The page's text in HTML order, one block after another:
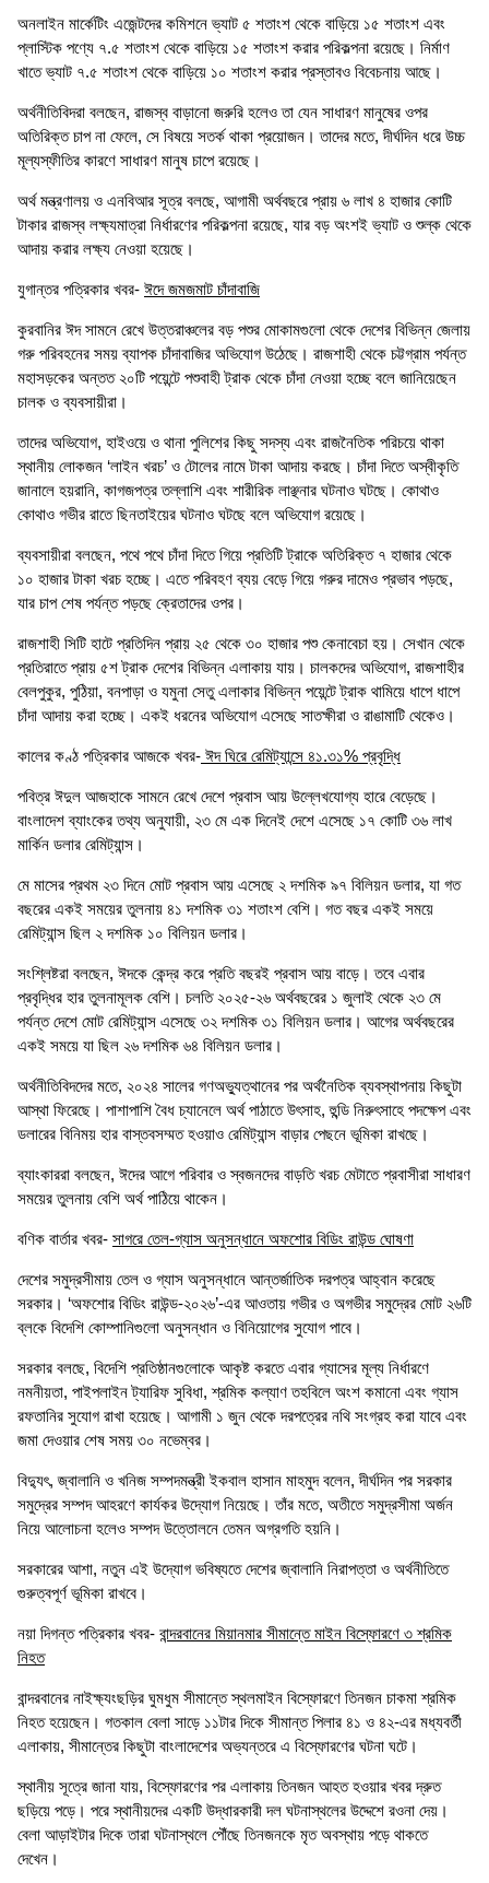
অনলাইন মার্কেটিং এজেন্টদের কমিশনে ভ্যাট ৫ শতাংশ থেকে বাড়িয়ে ১৫ শতাংশ এবং
প্লাস্টিক পণ্যে ৭.৫ শতাংশ থেকে বাড়িয়ে ১৫ শতাংশ করার পরিকল্পনা রয়েছে। নির্মাণ
খাতে ভ্যাট ৭.৫ শতাংশ থেকে বাড়িয়ে ১০ শতাংশ করার প্রস্তাবও বিবেচনায় আছে।
অর্থনীতিবিদরা বলছেন, রাজস্ব বাড়ানো জরুরি হলেও তা যেন সাধারণ মানুষের ওপর
অতিরিক্ত চাপ না ফেলে, সে বিষয়ে সতর্ক থাকা প্রয়োজন। তাদের মতে, দীর্ঘদিন ধরে উচ্চ
মূল্যস্ফীতির কারণে সাধারণ মানুষ চাপে রয়েছে।
অর্থ মন্ত্রণালয় ও এনবিআর সূত্র বলছে, আগামী অর্থবছরে প্রায় ৬ লাখ ৪ হাজার কোটি
টাকার রাজস্ব লক্ষ্যমাত্রা নির্ধারণের পরিকল্পনা রয়েছে, যার বড় অংশই ভ্যাট ও শুল্ক থেকে
আদায় করার লক্ষ্য নেওয়া হয়েছে।
যুগান্তর পত্রিকার খবর- ঈদে জমজমাট চাঁদাবাজি
কুরবানির ঈদ সামনে রেখে উত্তরাঞ্চলের বড় পশুর মোকামগুলো থেকে দেশের বিভিন্ন জেলায়
গরু পরিবহনের সময় ব্যাপক চাঁদাবাজির অভিযোগ উঠেছে। রাজশাহী থেকে চট্টগ্রাম পর্যন্ত
মহাসড়কের অন্তত ২০টি পয়েন্টে পশুবাহী ট্রাক থেকে চাঁদা নেওয়া হচ্ছে বলে জানিয়েছেন
চালক ও ব্যবসায়ীরা।
তাদের অভিযোগ, হাইওয়ে ও থানা পুলিশের কিছু সদস্য এবং রাজনৈতিক পরিচয়ে থাকা
স্থানীয় লোকজন ‘লাইন খরচ’ ও টোলের নামে টাকা আদায় করছে। চাঁদা দিতে অস্বীকৃতি
জানালে হয়রানি, কাগজপত্র তল্লাশি এবং শারীরিক লাঞ্ছনার ঘটনাও ঘটছে। কোথাও
কোথাও গভীর রাতে ছিনতাইয়ের ঘটনাও ঘটছে বলে অভিযোগ রয়েছে।
ব্যবসায়ীরা বলছেন, পথে পথে চাঁদা দিতে গিয়ে প্রতিটি ট্রাকে অতিরিক্ত ৭ হাজার থেকে
১০ হাজার টাকা খরচ হচ্ছে। এতে পরিবহণ ব্যয় বেড়ে গিয়ে গরুর দামেও প্রভাব পড়ছে,
যার চাপ শেষ পর্যন্ত পড়ছে ক্রেতাদের ওপর।
রাজশাহী সিটি হাটে প্রতিদিন প্রায় ২৫ থেকে ৩০ হাজার পশু কেনাবেচা হয়। সেখান থেকে
প্রতিরাতে প্রায় ৫শ ট্রাক দেশের বিভিন্ন এলাকায় যায়। চালকদের অভিযোগ, রাজশাহীর
বেলপুকুর, পুঠিয়া, বনপাড়া ও যমুনা সেতু এলাকার বিভিন্ন পয়েন্টে ট্রাক থামিয়ে ধাপে ধাপে
চাঁদা আদায় করা হচ্ছে। একই ধরনের অভিযোগ এসেছে সাতক্ষীরা ও রাঙামাটি থেকেও।
কালের কণ্ঠ পত্রিকার আজকে খবর- ঈদ ঘিরে রেমিট্যান্সে ৪১.৩১% প্রবৃদ্ধি
পবিত্র ঈদুল আজহাকে সামনে রেখে দেশে প্রবাস আয় উল্লেখযোগ্য হারে বেড়েছে।
বাংলাদেশ ব্যাংকের তথ্য অনুযায়ী, ২৩ মে এক দিনেই দেশে এসেছে ১৭ কোটি ৩৬ লাখ
মার্কিন ডলার রেমিট্যান্স।
মে মাসের প্রথম ২৩ দিনে মোট প্রবাস আয় এসেছে ২ দশমিক ৯৭ বিলিয়ন ডলার, যা গত
বছরের একই সময়ের তুলনায় ৪১ দশমিক ৩১ শতাংশ বেশি। গত বছর একই সময়ে
রেমিট্যান্স ছিল ২ দশমিক ১০ বিলিয়ন ডলার।
সংশ্লিষ্টরা বলছেন, ঈদকে কেন্দ্র করে প্রতি বছরই প্রবাস আয় বাড়ে। তবে এবার
প্রবৃদ্ধির হার তুলনামূলক বেশি। চলতি ২০২৫-২৬ অর্থবছরের ১ জুলাই থেকে ২৩ মে
পর্যন্ত দেশে মোট রেমিট্যান্স এসেছে ৩২ দশমিক ৩১ বিলিয়ন ডলার। আগের অর্থবছরের
একই সময়ে যা ছিল ২৬ দশমিক ৬৪ বিলিয়ন ডলার।
অর্থনীতিবিদদের মতে, ২০২৪ সালের গণঅভ্যুত্থানের পর অর্থনৈতিক ব্যবস্থাপনায় কিছুটা
আস্থা ফিরেছে। পাশাপাশি বৈধ চ্যানেলে অর্থ পাঠাতে উৎসাহ, হুন্ডি নিরুৎসাহে পদক্ষেপ এবং
ডলারের বিনিময় হার বাস্তবসম্মত হওয়াও রেমিট্যান্স বাড়ার পেছনে ভূমিকা রাখছে।
ব্যাংকাররা বলছেন, ঈদের আগে পরিবার ও স্বজনদের বাড়তি খরচ মেটাতে প্রবাসীরা সাধারণ
সময়ের তুলনায় বেশি অর্থ পাঠিয়ে থাকেন।
বণিক বার্তার খবর- সাগরে তেল-গ্যাস অনুসন্ধানে অফশোর বিডিং রাউন্ড ঘোষণা
দেশের সমুদ্রসীমায় তেল ও গ্যাস অনুসন্ধানে আন্তর্জাতিক দরপত্র আহ্বান করেছে
সরকার। ‘অফশোর বিডিং রাউন্ড-২০২৬’-এর আওতায় গভীর ও অগভীর সমুদ্রের মোট ২৬টি
ব্লকে বিদেশি কোম্পানিগুলো অনুসন্ধান ও বিনিয়োগের সুযোগ পাবে।
সরকার বলছে, বিদেশি প্রতিষ্ঠানগুলোকে আকৃষ্ট করতে এবার গ্যাসের মূল্য নির্ধারণে
নমনীয়তা, পাইপলাইন ট্যারিফ সুবিধা, শ্রমিক কল্যাণ তহবিলে অংশ কমানো এবং গ্যাস
রফতানির সুযোগ রাখা হয়েছে। আগামী ১ জুন থেকে দরপত্রের নথি সংগ্রহ করা যাবে এবং
জমা দেওয়ার শেষ সময় ৩০ নভেম্বর।
বিদ্যুৎ, জ্বালানি ও খনিজ সম্পদমন্ত্রী ইকবাল হাসান মাহমুদ বলেন, দীর্ঘদিন পর সরকার
সমুদ্রের সম্পদ আহরণে কার্যকর উদ্যোগ নিয়েছে। তাঁর মতে, অতীতে সমুদ্রসীমা অর্জন
নিয়ে আলোচনা হলেও সম্পদ উত্তোলনে তেমন অগ্রগতি হয়নি।
সরকারের আশা, নতুন এই উদ্যোগ ভবিষ্যতে দেশের জ্বালানি নিরাপত্তা ও অর্থনীতিতে
গুরুত্বপূর্ণ ভূমিকা রাখবে।
নয়া দিগন্ত পত্রিকার খবর- বান্দরবানের মিয়ানমার সীমান্তে মাইন বিস্ফোরণে ৩ শ্রমিক
নিহত
বান্দরবানের নাইক্ষ্যংছড়ির ঘুমধুম সীমান্তে স্থলমাইন বিস্ফোরণে তিনজন চাকমা শ্রমিক
নিহত হয়েছেন। গতকাল বেলা সাড়ে ১১টার দিকে সীমান্ত পিলার ৪১ ও ৪২-এর মধ্যবর্তী
এলাকায়, সীমান্তের কিছুটা বাংলাদেশের অভ্যন্তরে এ বিস্ফোরণের ঘটনা ঘটে।
স্থানীয় সূত্রে জানা যায়, বিস্ফোরণের পর এলাকায় তিনজন আহত হওয়ার খবর দ্রুত
ছড়িয়ে পড়ে। পরে স্থানীয়দের একটি উদ্ধারকারী দল ঘটনাস্থলের উদ্দেশে রওনা দেয়।
বেলা আড়াইটার দিকে তারা ঘটনাস্থলে পৌঁছে তিনজনকে মৃত অবস্থায় পড়ে থাকতে
দেখেন।